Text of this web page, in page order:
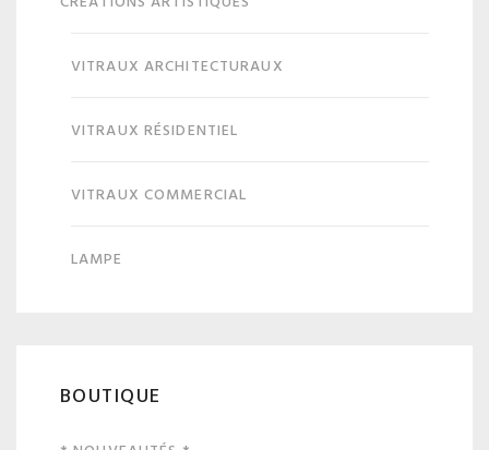
VITRAUX ARCHITECTURAUX
VITRAUX RÉSIDENTIEL
VITRAUX COMMERCIAL
LAMPE
BOUTIQUE